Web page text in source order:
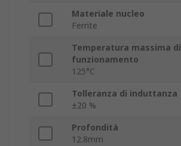
Materiale nucleo
Ferrite
Temperatura massima di
funzionamento
125°C
Tolleranza di induttanza
±20 %
Profondità
12.8mm